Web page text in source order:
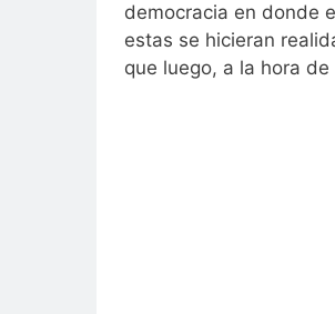
democracia en donde
estas se hicieran
que luego, a la hora